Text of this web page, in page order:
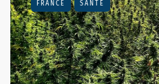
FRANCE SANTÉ